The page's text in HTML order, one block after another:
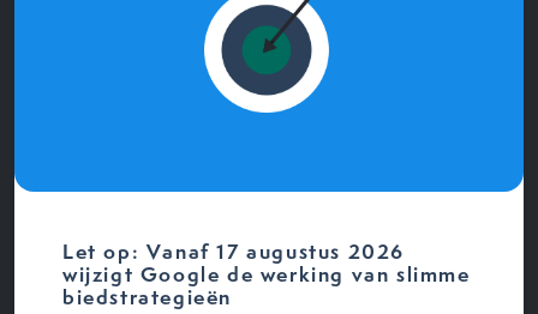
Let op: Vanaf 17 augustus 2026
wijzigt Google de werking van slimme
biedstrategieën